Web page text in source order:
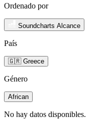
Ordenado por
Soundcharts Alcance
País
🇬🇷 Greece
Género
African
No hay datos disponibles.